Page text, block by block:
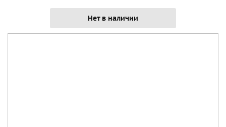
Нет в наличии